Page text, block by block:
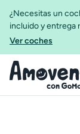
¿Necesitas un
incluido y entrega
Ver coches